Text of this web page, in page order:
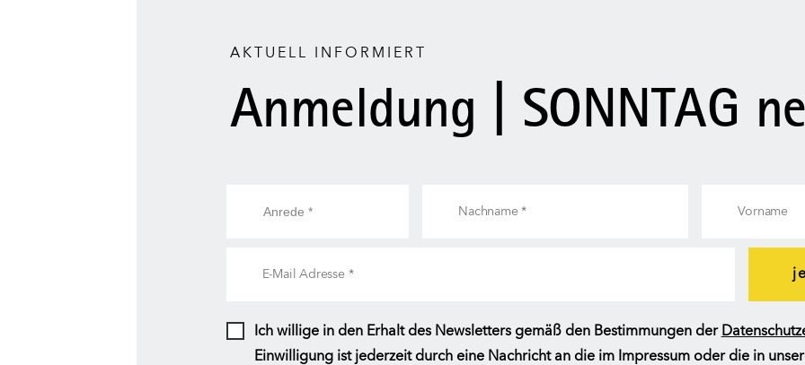
AKTUELL INFORMIERT
Anmeldung | SONNTAG
Ich willige in den Erhalt des Newsletters gemäß den Bestimmungen der
Einwilligung ist jederzeit durch eine Nachricht an die im Impressum oder die in